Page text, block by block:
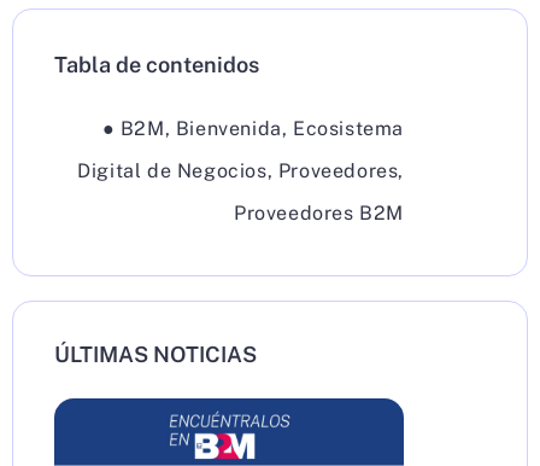
Tabla de contenidos
● B2M, Bienvenida, Ecosistema
Digital de Negocios, Proveedores,
Proveedores B2M
ÚLTIMAS NOTICIAS